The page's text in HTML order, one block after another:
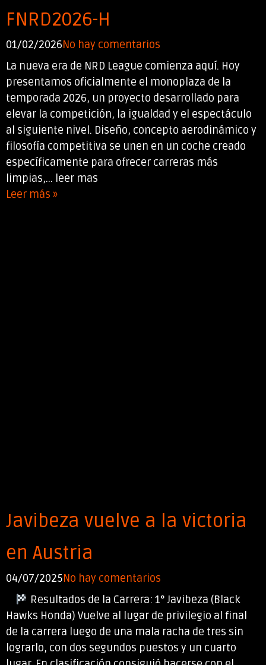
FNRD2026-H
01/02/2026No hay comentarios
La nueva era de NRD League comienza aquí. Hoy
presentamos oficialmente el monoplaza de la
temporada 2026, un proyecto desarrollado para
elevar la competición, la igualdad y el espectáculo
al siguiente nivel. Diseño, concepto aerodinámico y
filosofía competitiva se unen en un coche creado
específicamente para ofrecer carreras más
limpias,... leer mas
Leer más »
Javibeza vuelve a la victoria
en Austria
04/07/2025No hay comentarios
Resultados de la Carrera: 1° Javibeza (Black
Hawks Honda) Vuelve al lugar de privilegio al final
de la carrera luego de una mala racha de tres sin
lograrlo, con dos segundos puestos y un cuarto